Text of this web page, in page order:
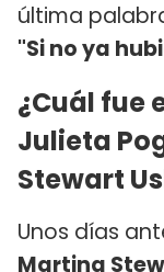
última
"Si no ya
¿Cuál fue
Julieta
Stewart
Unos días
Martina